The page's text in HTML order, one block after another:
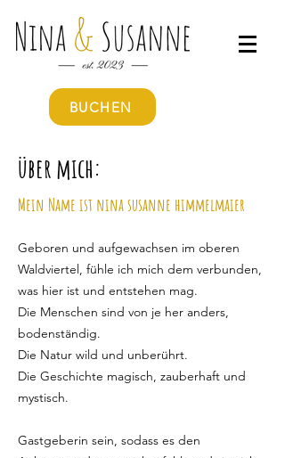
BUCHEN
über mich:
Mein Name ist nina susanne himmelmaier
Geboren und aufgewachsen im oberen
Waldviertel, fühle ich mich dem verbunden,
was hier ist und entstehen mag.
Die Menschen sind von je her anders,
bodenständig.
Die Natur wild und unberührt.
Die Geschichte magisch, zauberhaft und
mystisch.
Gastgeberin sein, sodass es den